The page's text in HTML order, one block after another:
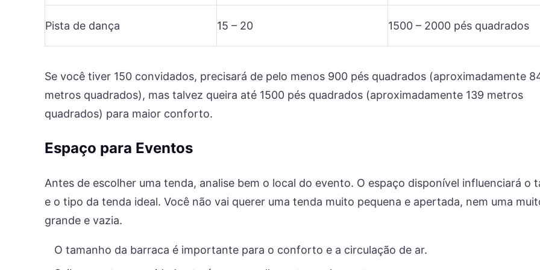
Pista de dança 15 – 20 1500 – 2000 pés quadrados
Se você tiver 150 convidados, precisará de pelo menos 900 pés quadrados (aproximadamente
metros quadrados), mas talvez queira até 1500 pés quadrados (aproximadamente 139 metros
quadrados) para maior conforto.
Espaço para Eventos
Antes de escolher uma tenda, analise bem o local do evento. O espaço disponível influenciará o
e o tipo da tenda ideal. Você não vai querer uma tenda muito pequena e apertada, nem uma
grande e vazia.
O tamanho da barraca é importante para o conforto e a circulação de ar.